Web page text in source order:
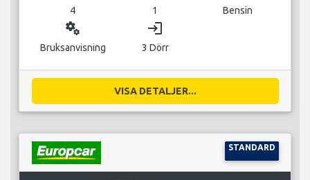
4 1 Bensin
miscellaneous_services
Bruksanvisning
login
3 Dörr
VISA DETALJER...
STANDARD